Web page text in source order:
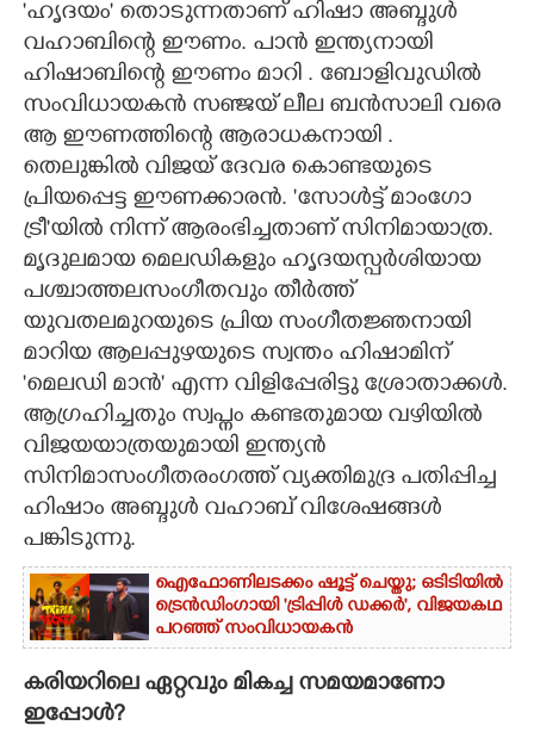
CARTOONS
LITERATURE
ZOOM
'ഹൃദയം' തൊടുന്നതാണ് ഹിഷാ അബ്ദുൾ
വഹാബിന്റെ ഈണം. പാൻ ഇന്ത്യനായി
ഹിഷാബിന്റെ ഈണം മാറി . ബോളിവുഡിൽ
സംവിധായകൻ സഞ്ജയ് ലീല ബൻസാലി വരെ
ആ ഈണത്തിന്റെ ആരാധകനായി .
തെലുങ്കിൽ വിജയ് ദേവര കൊണ്ടയുടെ
പ്രിയപ്പെട്ട ഈണക്കാരൻ. 'സോൾട്ട് മാംഗോ
ട്രീ'യിൽ നിന്ന് ആരംഭിച്ചതാണ് സിനിമായാത്ര.
മൃദുലമായ മെലഡികളും ഹൃദയസ്പർശിയായ
പശ്ചാത്തലസംഗീതവും തീർത്ത്
യുവതലമുറയുടെ പ്രിയ സംഗീതജ്ഞനായി
മാറിയ ആലപ്പുഴയുടെ സ്വന്തം ഹിഷാമിന്
'മെലഡി മാൻ' എന്ന വിളിപ്പേരിട്ടു ശ്രോതാക്കൾ.
ആഗ്രഹിച്ചതും സ്വപ്നം കണ്ടതുമായ വഴിയിൽ
വിജയയാത്രയുമായി ഇന്ത്യൻ
സിനിമാസംഗീതരംഗത്ത് വ്യക്തിമുദ്ര പതിപ്പിച്ച
ഹിഷാം അബ്ദുൾ വഹാബ്വിശേഷങ്ങൾ
പങ്കിടുന്നു.
ഐഫോണിലടക്കം ഷൂട്ട് ചെയ്തു; ഒടിടിയിൽ
ട്രെൻഡിംഗായി 'ട്രിപ്പിൾ ഡക്കർ',​ വിജയകഥ
പറഞ്ഞ് സംവിധായകൻ
കരിയറിലെ ഏറ്റവും മികച്ച സമയമാണോ
ഇപ്പോൾ?